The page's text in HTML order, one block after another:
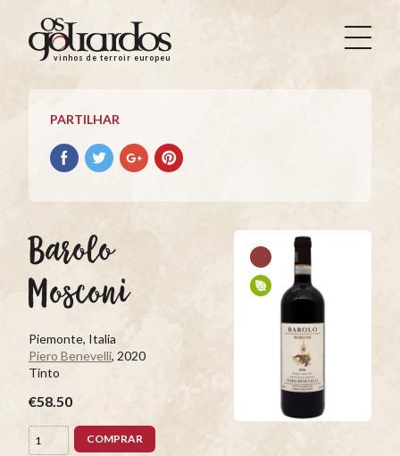
Os
Goliardos
Vinhos
Terroir
Europeus
vinhos de terroir europeus
PARTILHAR
Partilhar
no
Partilhar
no
Partilhar
no
Partilhar
no
Barolo
Mosconi
Piemonte, Italia
Piero Benevelli, 2020
Tinto
€58.50
COMPRAR